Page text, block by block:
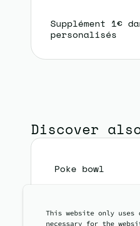
Supplément 1€
personalisés
Discover
Poke bowl
This website only
necessary for the